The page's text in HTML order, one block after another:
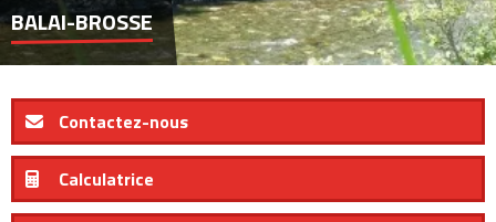
BALAI-BROSSE
Contactez-nous
Calculatrice